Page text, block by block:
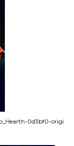
0d3bf0-origi